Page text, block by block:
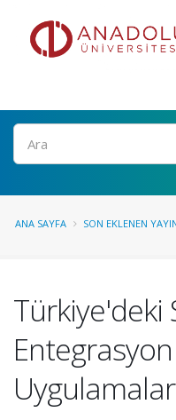
Ara
ANA SAYFA SON EKLENEN
Türkiye'deki